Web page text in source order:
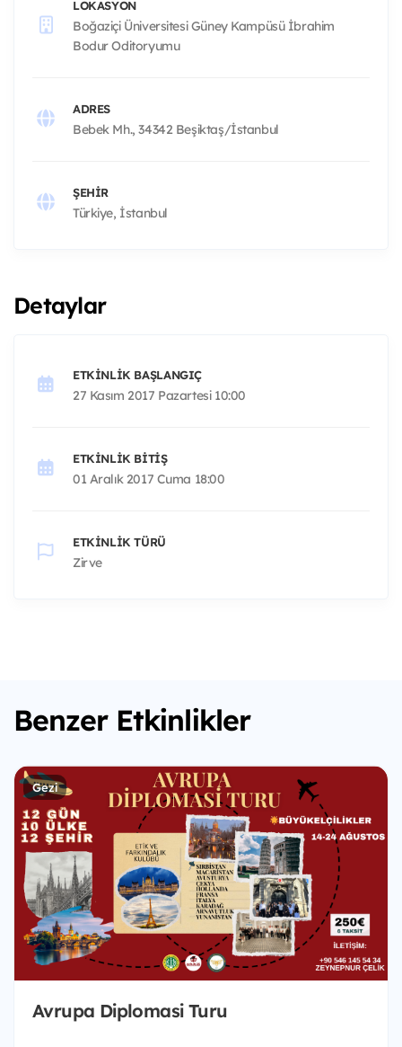
LOKASYON
Boğaziçi Üniversitesi Güney Kampüsü İbrahim
Bodur Oditoryumu
ADRES
Bebek Mh., 34342 Beşiktaş/İstanbul
ŞEHIR
Türkiye, İstanbul
Detaylar
ETKINLIK BAŞLANGIÇ
27 Kasım 2017 Pazartesi 10:00
ETKINLIK BITIŞ
01 Aralık 2017 Cuma 18:00
ETKINLIK TÜRÜ
Zirve
Benzer Etkinlikler
Gezi
Avrupa Diplomasi Turu